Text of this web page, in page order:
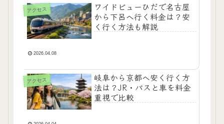
アクセス
ワイドビューひだで名古屋
から下呂へ行く料金は？安
く行く方法も解説
2026.04.08
アクセス
岐阜から京都へ安く行く方
法は？JR・バスと車を料金
重視で比較